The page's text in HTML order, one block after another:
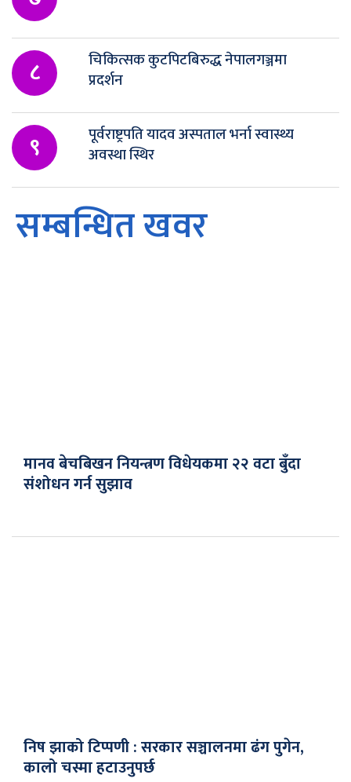
८
चिकित्सक कुटपिटबिरुद्ध नेपालगञ्जमा
प्रदर्शन
९
पूर्वराष्ट्रपति यादव अस्पताल भर्ना स्वास्थ्य
अवस्था स्थिर
सम्बन्धित खवर
मानव बेचबिखन नियन्त्रण विधेयकमा २२ वटा बुँदा
संशोधन गर्न सुझाव
निष झाको टिप्पणी : सरकार सञ्चालनमा ढंग पुगेन,
कालो चस्मा हटाउनुपर्छ